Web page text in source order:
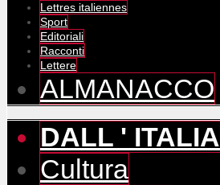
Lettres italiennes
Sport
Editoriali
Racconti
Lettere
ALMANACCO
DALL ' ITALIA
Cultura